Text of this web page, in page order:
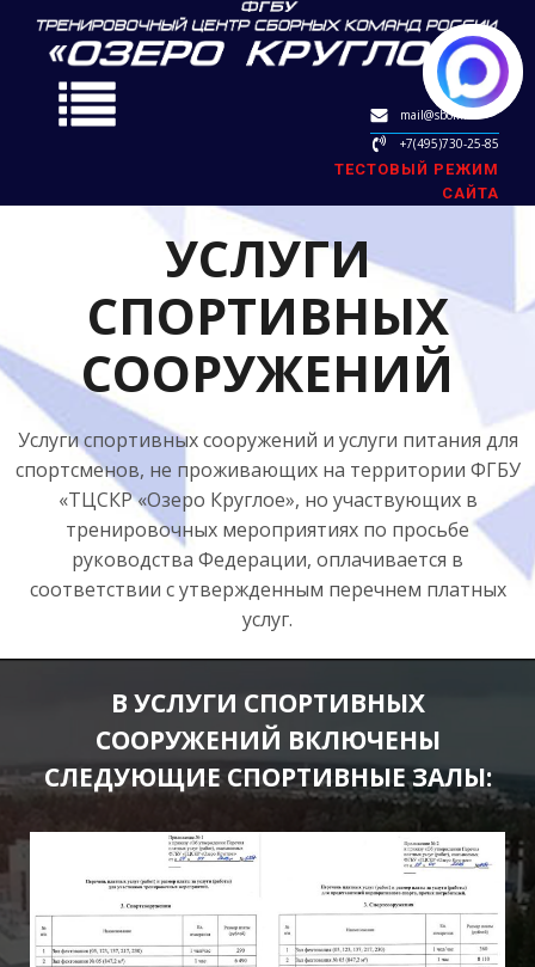
mail@sbok.ru
+7(495)730-25-85
ТЕСТОВЫЙ РЕЖИМ
САЙТА
УСЛУГИ
СПОРТИВНЫХ
СООРУЖЕНИЙ
Услуги спортивных сооружений и услуги питания для
спортсменов, не проживающих на территории ФГБУ
«ТЦСКР «Озеро Круглое», но участвующих в
тренировочных мероприятиях по просьбе
руководства Федерации, оплачивается в
соответствии c утвержденным перечнем платных
услуг.
В УСЛУГИ СПОРТИВНЫХ
СООРУЖЕНИЙ ВКЛЮЧЕНЫ
СЛЕДУЮЩИЕ СПОРТИВНЫЕ ЗАЛЫ: